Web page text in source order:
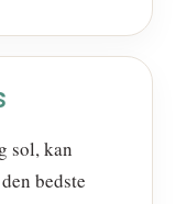
sol, kan
bedste